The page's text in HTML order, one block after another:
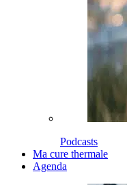
Podcasts
Ma cure thermale
Agenda